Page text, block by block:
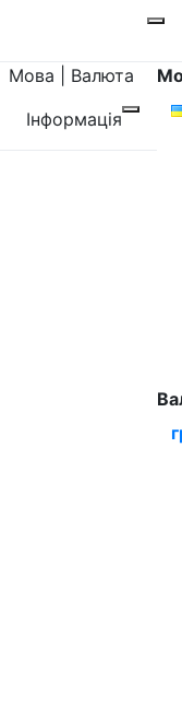
Мова | Валюта
Інформація